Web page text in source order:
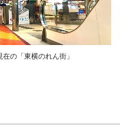
の「東横のれん街」